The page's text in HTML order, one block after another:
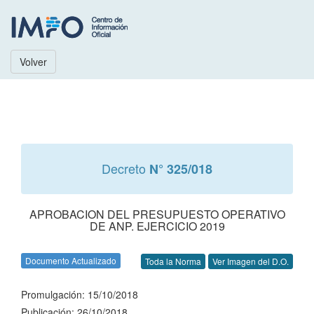
Volver
Decreto N° 325/018
APROBACION DEL PRESUPUESTO OPERATIVO
DE ANP. EJERCICIO 2019
Documento Actualizado Toda la Norma Ver Imagen del D.O.
Promulgación: 15/10/2018